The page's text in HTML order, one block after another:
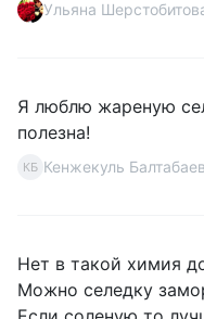
Ульяна
Я люблю жареную
полезна!
КБ Кенжекуль
Нет в такой химия
Можно селедку